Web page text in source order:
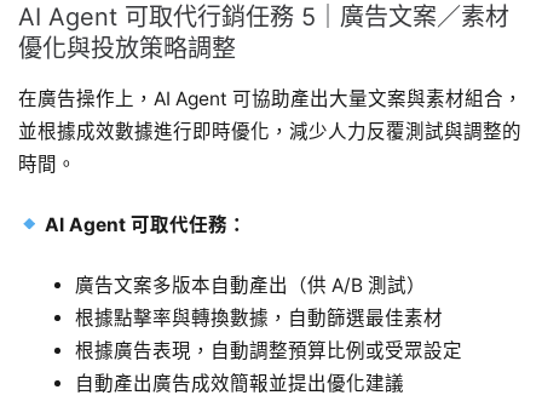
AI Agent 可取代行銷任務 5｜廣告文案／素材
優化與投放策略調整
在廣告操作上，AI Agent 可協助產出大量文案與素材組合，
並根據成效數據進行即時優化，減少人力反覆測試與調整的
時間。
AI Agent 可取代任務：
廣告文案多版本自動產出（供 A/B 測試）
根據點擊率與轉換數據，自動篩選最佳素材
根據廣告表現，自動調整預算比例或受眾設定
自動產出廣告成效簡報並提出優化建議